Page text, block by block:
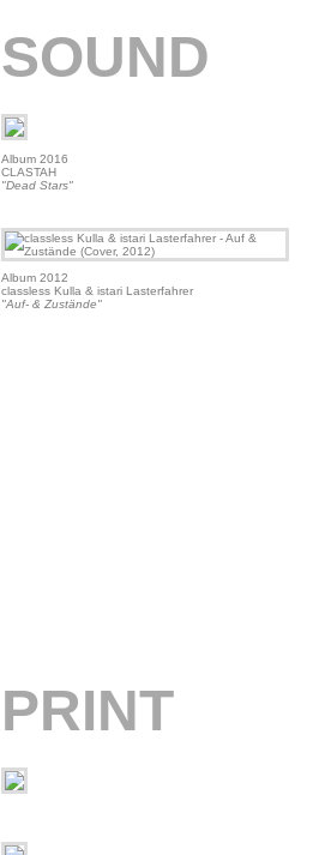
SOUND
Album 2016
CLASTAH
"Dead Stars"
Album 2012
classless Kulla & istari Lasterfahrer
"Auf- & Zustände"
PRINT